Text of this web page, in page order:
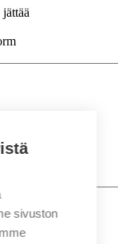
sivuston